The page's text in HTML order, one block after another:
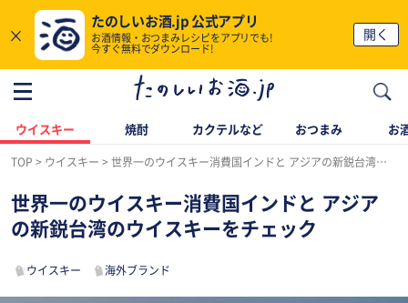
×
たのしいお酒.jp 公式アプリ
お酒情報・おつまみレシピをアプリでも!
今すぐ無料でダウンロード!
開く
ウイスキー 焼酎 カクテルなど おつまみ お
TOP ウイスキー 世界一のウイスキー消費国インドと アジアの新鋭台湾のウイスキーをチェック
世界一のウイスキー消費国インドと アジア
の新鋭台湾のウイスキーをチェック
ウイスキー 海外ブランド